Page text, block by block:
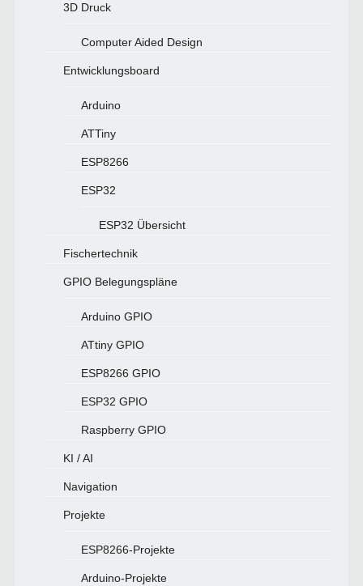
3D Druck
Computer Aided Design
Entwicklungsboard
Arduino
ATTiny
ESP8266
ESP32
ESP32 Übersicht
Fischertechnik
GPIO Belegungspläne
Arduino GPIO
ATtiny GPIO
ESP8266 GPIO
ESP32 GPIO
Raspberry GPIO
KI / AI
Navigation
Projekte
ESP8266-Projekte
Arduino-Projekte